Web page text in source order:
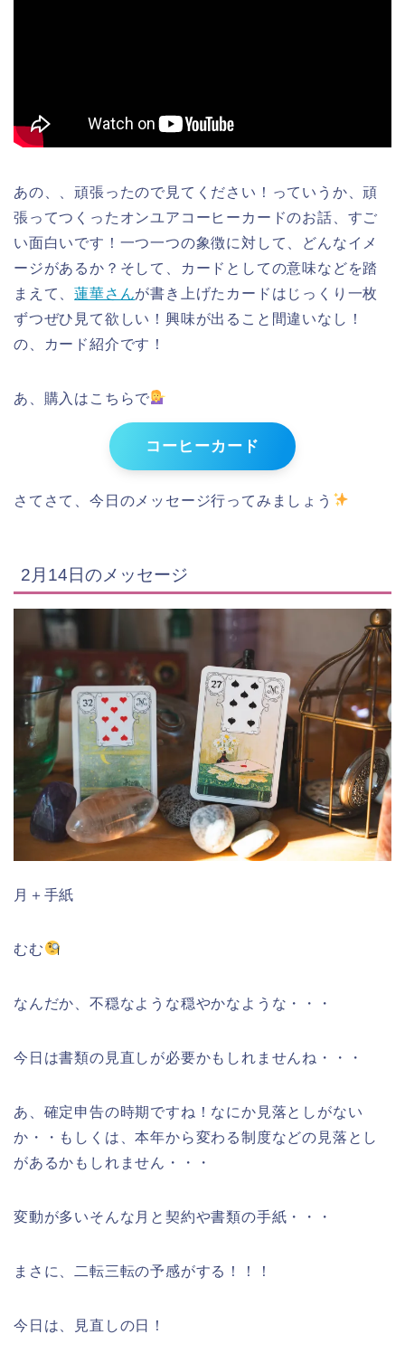
あの、、頑張ったので見てください！っていうか、頑
張ってつくったオンユアコーヒーカードのお話、すご
い面白いです！一つ一つの象徴に対して、どんなイメ
ージがあるか？そして、カードとしての意味などを踏
まえて、蓮華さんが書き上げたカードはじっくり一枚
ずつぜひ見て欲しい！興味が出ること間違いなし！
の、カード紹介です！
あ、購入はこちらで
コーヒーカード
さてさて、今日のメッセージ行ってみましょう
2月14日のメッセージ
月＋手紙
むむ
なんだか、不穏なような穏やかなような・・・
今日は書類の見直しが必要かもしれませんね・・・
あ、確定申告の時期ですね！なにか見落としがない
か・・もしくは、本年から変わる制度などの見落とし
があるかもしれません・・・
変動が多いそんな月と契約や書類の手紙・・・
まさに、二転三転の予感がする！！！
今日は、見直しの日！